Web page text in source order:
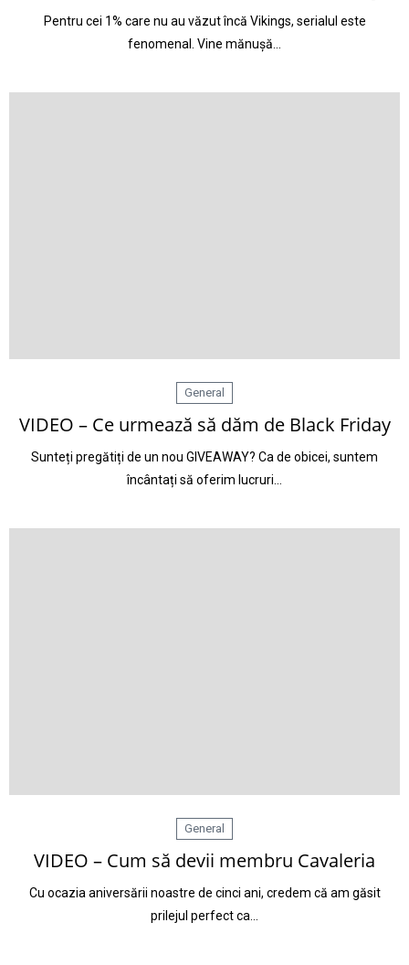
Pentru cei 1% care nu au văzut încă Vikings, serialul este
fenomenal. Vine mănușă…
General
VIDEO – Ce urmează să dăm de Black Friday
Sunteți pregătiți de un nou GIVEAWAY? Ca de obicei, suntem
încântați să oferim lucruri…
General
VIDEO – Cum să devii membru Cavaleria
Cu ocazia aniversării noastre de cinci ani, credem că am găsit
prilejul perfect ca…